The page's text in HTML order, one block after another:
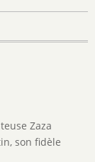
Zaza
son fidèle